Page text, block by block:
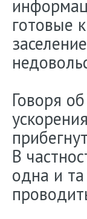
готовые
Говоря
В
одна и